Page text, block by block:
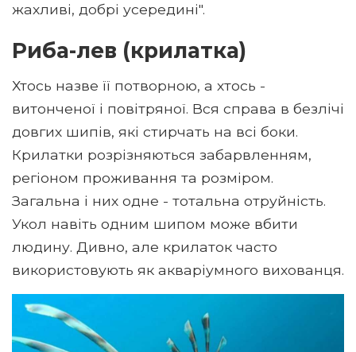
жахливі, добрі усередині".
Риба-лев (крилатка)
Хтось назве її потворною, а хтось -
витонченої і повітряної. Вся справа в безлічі
довгих шипів, які стирчать на всі боки.
Крилатки розрізняються забарвленням,
регіоном проживання та розміром.
Загальна і них одне - тотальна отруйність.
Укол навіть одним шипом може вбити
людину. Дивно, але крилаток часто
використовують як акваріумного вихованця.